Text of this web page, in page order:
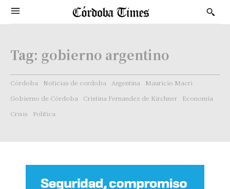
Tag: gobierno argentino
Córdoba Noticias de cordoba Argentina
Mauricio Macri
Gobierno de Córdoba
Cristina Fernandez de Kirchner
Economía
Crisis
Politica